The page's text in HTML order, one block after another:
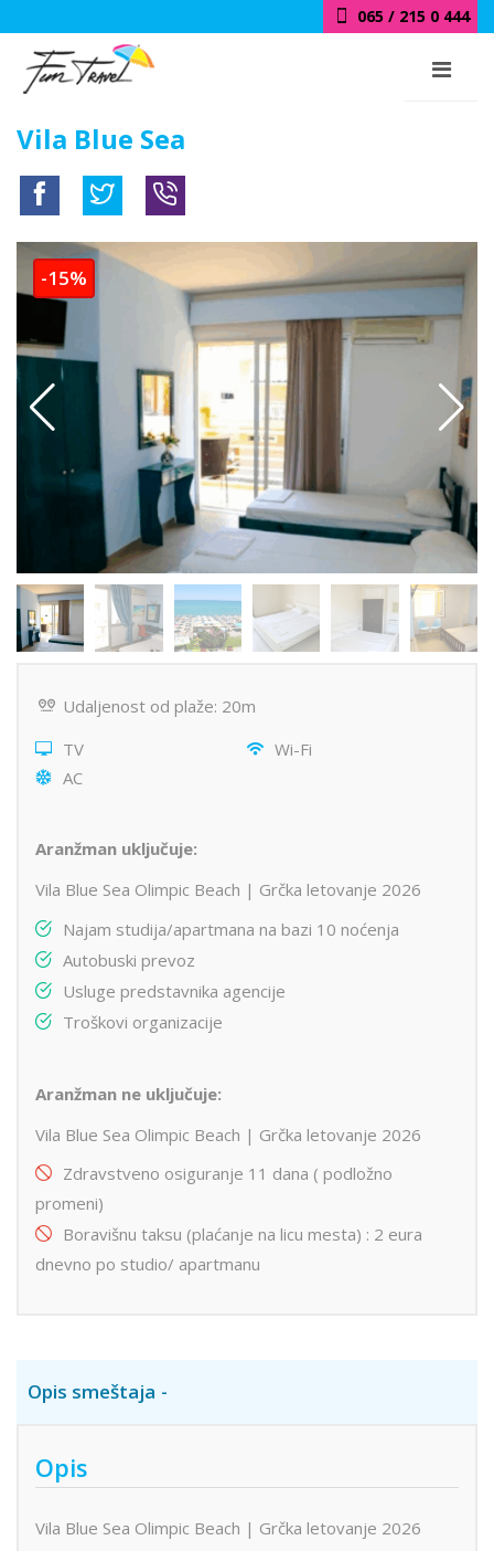
065 / 215 0 444
Vila Blue Sea
-15%
Udaljenost od plaže: 20m
TV
Wi-Fi
AC
Aranžman uključuje:
Vila Blue Sea Olimpic Beach | Grčka letovanje 2026
Najam studija/apartmana na bazi 10 noćenja
Autobuski prevoz
Usluge predstavnika agencije
Troškovi organizacije
Aranžman ne uključuje:
Vila Blue Sea Olimpic Beach | Grčka letovanje 2026
Zdravstveno osiguranje 11 dana ( podložno
promeni)
Boravišnu taksu (plaćanje na licu mesta) : 2 eura
dnevno po studio/ apartmanu
Opis smeštaja
Opis
Vila Blue Sea Olimpic Beach | Grčka letovanje 2026